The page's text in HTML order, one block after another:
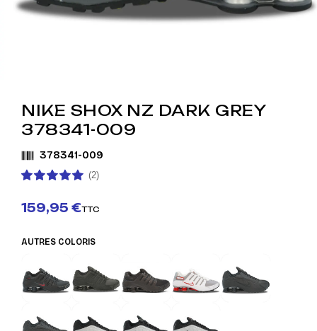
NIKE SHOX NZ DARK GREY
378341-009
378341-009
(2)
159,95 €TTC
AUTRES COLORIS